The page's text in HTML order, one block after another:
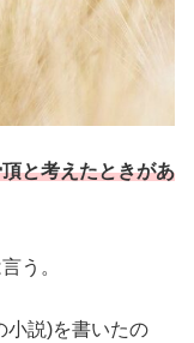
と考えたときがあ
う。
小説)を書いたの